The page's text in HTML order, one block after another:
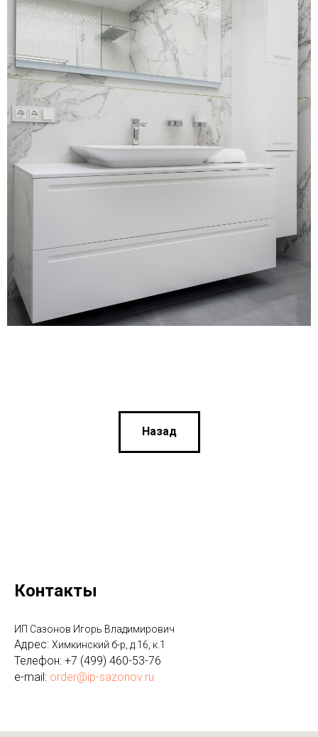
Назад
Контакты
ИП Сазонов Игорь Владимирович
Адрес: Химкинский б-р, д.16, к.1
Телефон: +7 (499) 460-53-76
e-mail: order@ip-sazonov.ru